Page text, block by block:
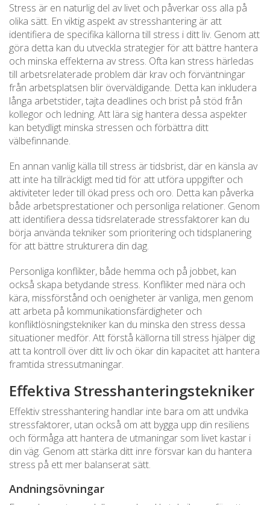
Stress är en naturlig del av livet och påverkar oss alla på
olika sätt. En viktig aspekt av stresshantering är att
identifiera de specifika källorna till stress i ditt liv. Genom att
göra detta kan du utveckla strategier för att bättre hantera
och minska effekterna av stress. Ofta kan stress härledas
till arbetsrelaterade problem där krav och förväntningar
från arbetsplatsen blir överväldigande. Detta kan inkludera
långa arbetstider, tajta deadlines och brist på stöd från
kollegor och ledning. Att lära sig hantera dessa aspekter
kan betydligt minska stressen och förbättra ditt
välbefinnande.
En annan vanlig källa till stress är tidsbrist, där en känsla av
att inte ha tillräckligt med tid för att utföra uppgifter och
aktiviteter leder till ökad press och oro. Detta kan påverka
både arbetsprestationer och personliga relationer. Genom
att identifiera dessa tidsrelaterade stressfaktorer kan du
börja använda tekniker som prioritering och tidsplanering
för att bättre strukturera din dag.
Personliga konflikter, både hemma och på jobbet, kan
också skapa betydande stress. Konflikter med nära och
kära, missförstånd och oenigheter är vanliga, men genom
att arbeta på kommunikationsfärdigheter och
konfliktlösningstekniker kan du minska den stress dessa
situationer medför. Att förstå källorna till stress hjälper dig
att ta kontroll över ditt liv och ökar din kapacitet att hantera
framtida stressutmaningar.
Effektiva Stresshanteringstekniker
Effektiv stresshantering handlar inte bara om att undvika
stressfaktorer, utan också om att bygga upp din resiliens
och förmåga att hantera de utmaningar som livet kastar i
din väg. Genom att stärka ditt inre försvar kan du hantera
stress på ett mer balanserat sätt.
Andningsövningar